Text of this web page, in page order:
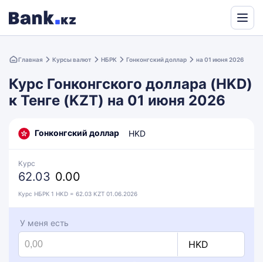
Translate
Главная Курсы валют НБРК Гонконгский доллар на 01 июня 2026
Курс Гонконгского доллара (HKD)
к Тенге (KZT) на 01 июня 2026
Гонконгский доллар HKD
Курс
62.03 0.00
Курс НБРК 1 HKD = 62.03 KZT 01.06.2026
У меня есть
HKD